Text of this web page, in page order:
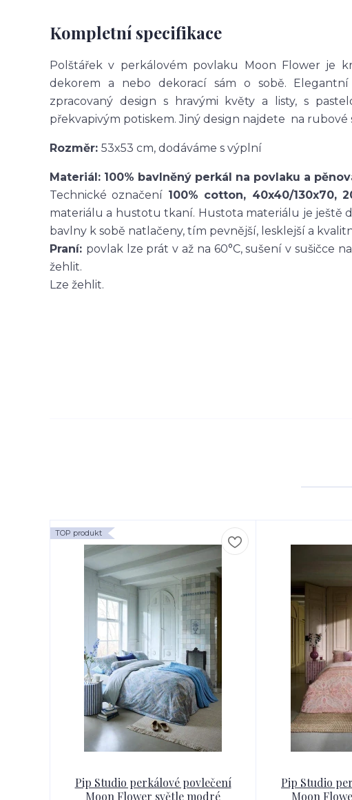
Kompletní specifikace
Polštářek v perkálovém povlaku Moon Flower je
dekorem a nebo dekorací sám o sobě.
zpracovaný design s hravými květy a listy, s
překvapivým potiskem. Jiný design najdete na rubové
Rozměr: 53x53 cm, dodáváme s výplní
Materiál: 100% bavlněný perkál na povlaku a
Technické označení 100% cotton, 40x40/130x70,
materiálu a hustotu tkaní. Hustota materiálu je ještě
bavlny k sobě natlačeny, tím pevnější, lesklejší a
Praní: povlak lze prát v až na 60°C, sušení v sušičce
žehlit.
Lze žehlit.
TOP produkt
Pip Studio perkálové povlečení
Moon Flower světle modré
Pip Studio
Moon